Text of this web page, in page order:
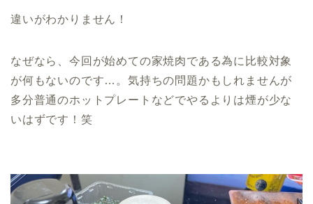
違いがわかりません！
なぜなら、今回が始めての家焼肉である為に比較対象
が何もないのです…。気持ちの問題かもしれませんが
多分普通のホットプレートなどでやるよりは煙が少な
いはずです！笑